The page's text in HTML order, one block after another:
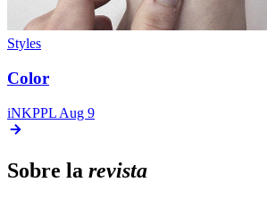
Styles
Color
iNKPPL Aug 9
Sobre la revista